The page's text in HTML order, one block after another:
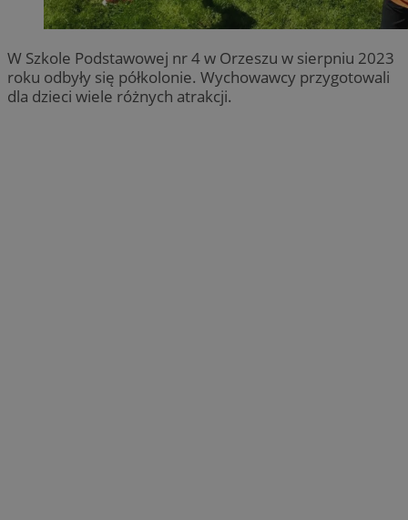
W Szkole Podstawowej nr 4 w Orzeszu w sierpniu 2023
roku odbyły się półkolonie. Wychowawcy przygotowali
dla dzieci wiele różnych atrakcji.